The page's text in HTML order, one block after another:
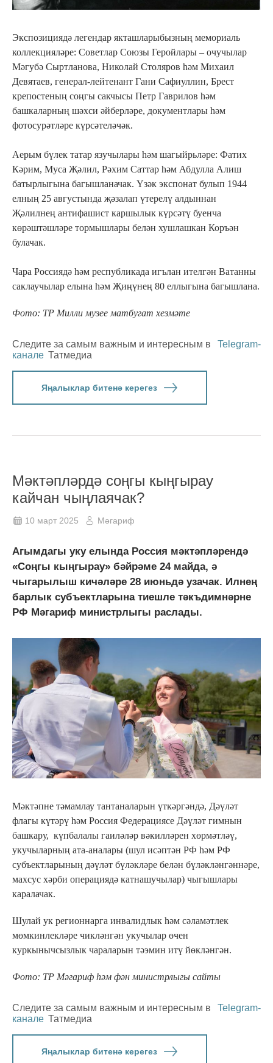
Экспозициядә легендар якташларыбызның мемориаль
коллекцияләре: Советлар Союзы Геройлары – очучылар
Мәгубә Сыртланова, Николай Столяров һәм Михаил
Девятаев, генерал-лейтенант Гани Сафиуллин, Брест
крепостеның соңгы сакчысы Петр Гаврилов һәм
башкаларның шәхси әйберләре, документлары һәм
фотосурәтләре күрсәтеләчәк.
Аерым бүлек татар язучылары һәм шагыйрьләре: Фатих
Кәрим, Муса Җәлил, Рәхим Саттар һәм Абдулла Алиш
батырлыгына багышланачак. Үзәк экспонат булып 1944
елның 25 августында җәзалап үтерелү алдыннан
Җәлилнең антифашист каршылык күрсәтү буенча
көрәштәшләре тормышлары белән хушлашкан Коръән
булачак.
Чара Россиядә һәм республикада игълан ителгән Ватанны
саклаучылар елына һәм Җиңүнең 80 еллыгына багышлана.
Фото: ТР Милли музее матбугат хезмәте
Следите за самым важным и интересным в
Telegram-
канале Татмедиа
Яңалыклар битенә керегез
Мәктәпләрдә соңгы кыңгырау
кайчан чыңлаячак?
10 март 2025 Мәгариф
Агымдагы уку елында Россия мәктәпләрендә
«Соңгы кыңгырау» бәйрәме 24 майда, ә
чыгарылыш кичәләре 28 июньдә узачак. Илнең
барлык субъектларына тиешле тәкъдимнәрне
РФ Мәгариф министрлыгы раслады.
Мәктәпне тәмамлау тантаналарын үткәргәндә, Дәүләт
флагы күтәрү һәм Россия Федерациясе Дәүләт гимнын
башкару, күпбалалы гаиләләр вәкилләрен хөрмәтләү,
укучыларның ата-аналары (шул исәптән РФ һәм РФ
субъектларының дәүләт бүләкләре белән бүләкләнгәннәре,
махсус хәрби операциядә катнашучылар) чыгышлары
каралачак.
Шулай ук регионнарга инвалидлык һәм сәламәтлек
мөмкинлекләре чикләнгән укучылар өчен
куркынычсызлык чараларын тәэмин итү йөкләнгән.
Фото: ТР Мәгариф һәм фән министрлыгы сайты
Следите за самым важным и интересным в
Telegram-
канале Татмедиа
Яңалыклар битенә керегез